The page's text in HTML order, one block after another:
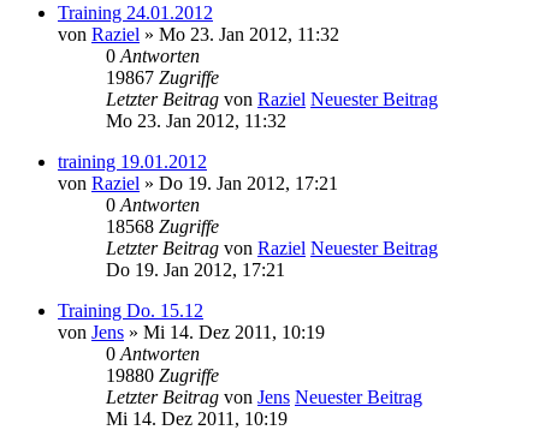
Training 24.01.2012
von Raziel » Mo 23. Jan 2012, 11:32
0 Antworten
19867 Zugriffe
Letzter Beitrag von Raziel Neuester Beitrag
Mo 23. Jan 2012, 11:32
training 19.01.2012
von Raziel » Do 19. Jan 2012, 17:21
0 Antworten
18568 Zugriffe
Letzter Beitrag von Raziel Neuester Beitrag
Do 19. Jan 2012, 17:21
Training Do. 15.12
von Jens » Mi 14. Dez 2011, 10:19
0 Antworten
19880 Zugriffe
Letzter Beitrag von Jens Neuester Beitrag
Mi 14. Dez 2011, 10:19